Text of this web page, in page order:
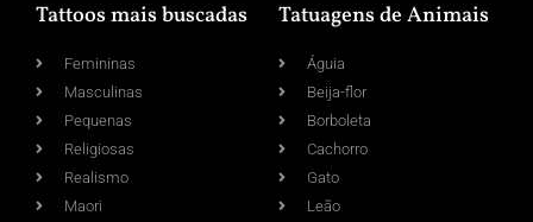
Tattoos mais buscadas
Femininas
Masculinas
Pequenas
Religiosas
Realismo
Maori
Tatuagens de Animais
Águia
Beija-flor
Borboleta
Cachorro
Gato
Leão